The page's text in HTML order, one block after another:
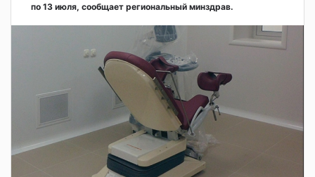
по 13 июля, сообщает региональный минздрав.